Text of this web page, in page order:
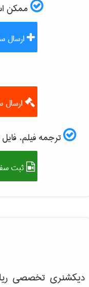
ممکن
ارسال
ارسال
ترجمه فیلم،
ثبت
دیکشنری تخصصی